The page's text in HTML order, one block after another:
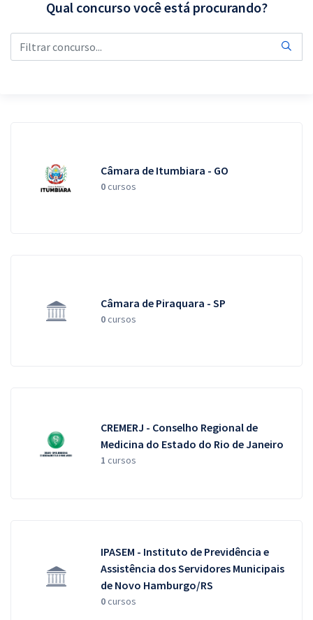
Conteúdo gratuito
Qual concurso você está procurando?
Câmara de Itumbiara - GO
0cursos
Câmara de Piraquara - SP
0cursos
CREMERJ - Conselho Regional de
Medicina do Estado do Rio de Janeiro
1 cursos
IPASEM - Instituto de Previdência e
Assistência dos Servidores Municipais
de Novo Hamburgo/RS
0cursos